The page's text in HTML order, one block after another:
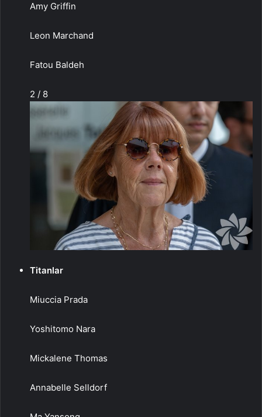
Amy Griffin
Leon Marchand
Fatou Baldeh
2 / 8
Titanlar
Miuccia Prada
Yoshitomo Nara
Mickalene Thomas
Annabelle Selldorf